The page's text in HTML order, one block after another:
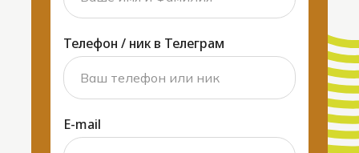
Телефон / ник в Телеграм
E-mail
Дог-френдли мест
с собакой
+7 800 555 35 35
contact@gmail.com